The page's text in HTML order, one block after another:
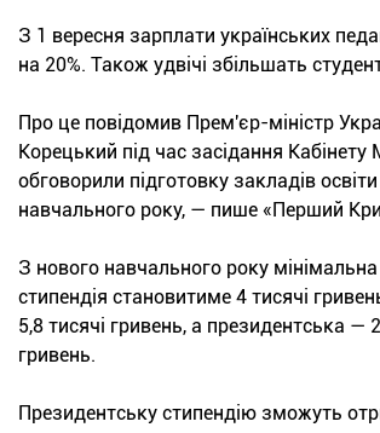
З 1 вересня зарплати українських
на 20%. Також удвічі збільшать
Про це повідомив Прем'єр-міністр
Корецький під час засідання Кабінету
обговорили підготовку закладів
навчального року, — пише «Перший
З нового навчального року
стипендія становитиме 4 тисячі
5,8 тисячі гривень, а президентська —
гривень.
Президентську стипендію зможуть